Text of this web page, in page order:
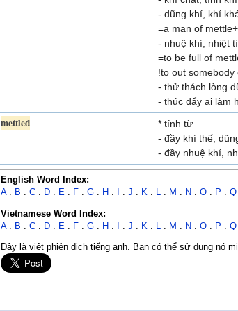
- dũng khí, khí
=a man of
- nhuệ khí, nhiệt
=to be full of
!to out somebody
- thử thách lòng
- thúc đẩy ai làm
mettled
* tính từ
- đầy khí thế,
- đầy nhuệ khí,
English Word Index:
A. B . C . D . E . F . G . H . . J . K . L . M . N . O . P . Q
Vietnamese Word Index:
A. B C D E F G H J K M N O P Q
Đây là việt phiên dịch tiếng anh. Bạn có thể sử dụng nó